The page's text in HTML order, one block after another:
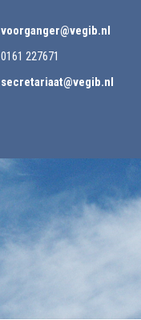
voorganger@vegib.nl
0161 227671
secretariaat@vegib.nl